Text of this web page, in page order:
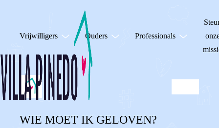
Vrijwilligers Ouders Professionals
WIE MOET IK GELOVEN?